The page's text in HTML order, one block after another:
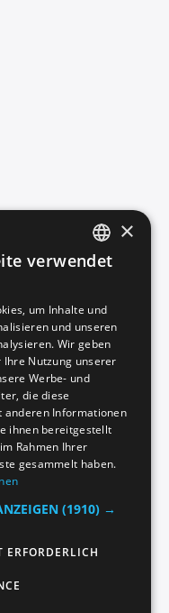
ENGLISH
ITALIAN
SPANISH
×
verwendet
um Inhalte und
und unseren
Wir geben
Nutzung unserer
Werbe- und
die diese
anderen Informationen
ihnen bereitgestellt
Rahmen Ihrer
gesammelt haben.
(1910) →
ERFORDERLICH